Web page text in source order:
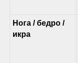
Нога / бедро /
икра